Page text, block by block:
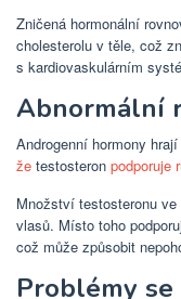
Zničená hormonální
cholesterolu v těle, což
s kardiovaskulárním
Abnormální
Androgenní hormony
že testosteron podporuje
Množství testosteronu
vlasů. Místo toho
což může způsobit
Problémy se